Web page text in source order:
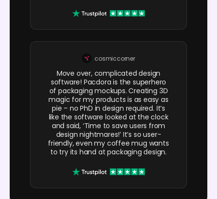
cosmiccorner
Move over, complicated design
software! Pacdora is the superhero
of packaging mockups. Creating 3D
magic for my products is as easy as
pie – no PhD in design required. It’s
like the software looked at the clock
and said, ‘Time to save users from
design nightmares!’ It’s so user-
friendly, even my coffee mug wants
to try its hand at packaging design.